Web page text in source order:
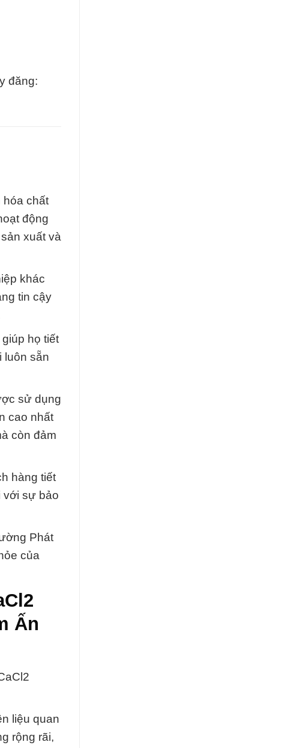
đăng:
hóa chất
động
xuất và
khác
tin cậy
họ tiết
luôn sẵn
sử dụng
cao nhất
còn đảm
hàng tiết
với sự bảo
Phát
của
Ấn
liệu quan
rộng rãi,